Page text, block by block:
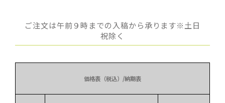
ご注文は午前９時までの入稿から承ります※土日
祝除く
価格表（税込）/納期表